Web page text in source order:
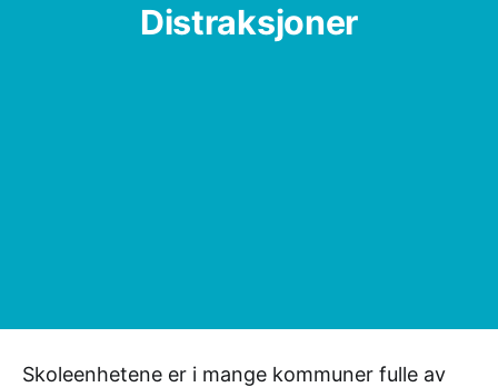
Distraksjoner
Skoleenhetene er i mange kommuner fulle av